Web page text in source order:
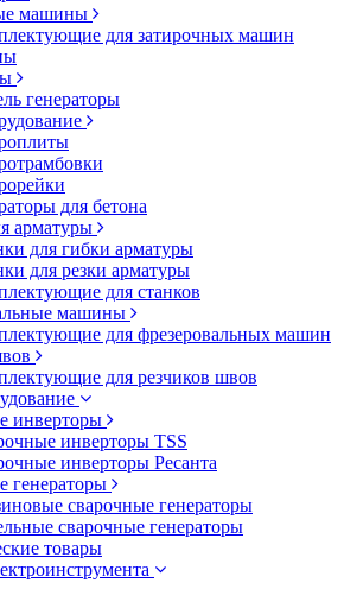
машины
для затирочных машин
генераторы
для бетона
арматуры
для гибки арматуры
для резки арматуры
для станков
машины
для фрезеровальных машин
для резчиков швов
инверторы
инверторы TSS
инверторы Ресанта
генераторы
сварочные генераторы
сварочные генераторы
товары